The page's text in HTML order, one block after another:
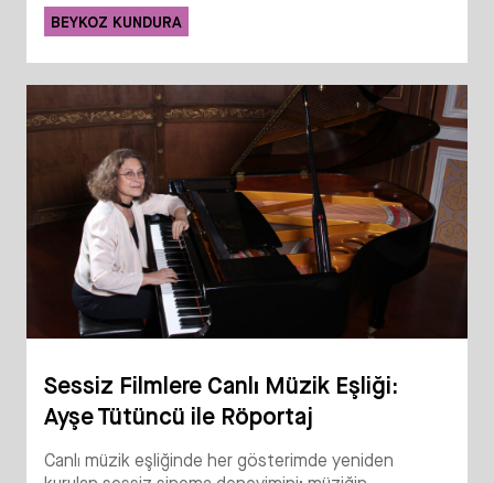
BEYKOZ KUNDURA
Sessiz Filmlere Canlı Müzik Eşliği:
Ayşe Tütüncü ile Röportaj
Canlı müzik eşliğinde her gösterimde yeniden